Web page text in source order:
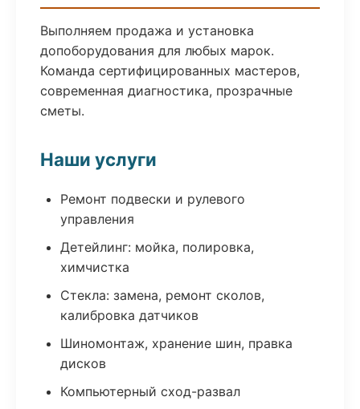
Выполняем продажа и установка
допоборудования для любых марок.
Команда сертифицированных мастеров,
современная диагностика, прозрачные
сметы.
Наши услуги
Ремонт подвески и рулевого
управления
Детейлинг: мойка, полировка,
химчистка
Стекла: замена, ремонт сколов,
калибровка датчиков
Шиномонтаж, хранение шин, правка
дисков
Компьютерный сход-развал